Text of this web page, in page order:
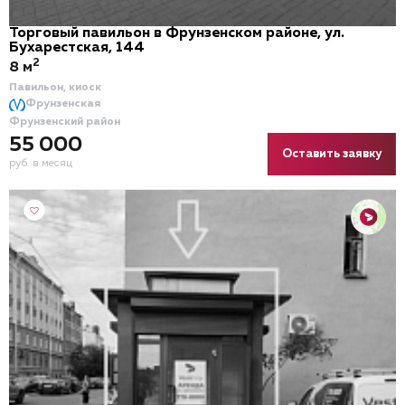
Торговый павильон в Фрунзенском районе, ул.
Бухарестская, 144
Павильон, киоск
Фрунзенская
Фрунзенский район
55 000
руб. в месяц
8 м2
Оставить заявку